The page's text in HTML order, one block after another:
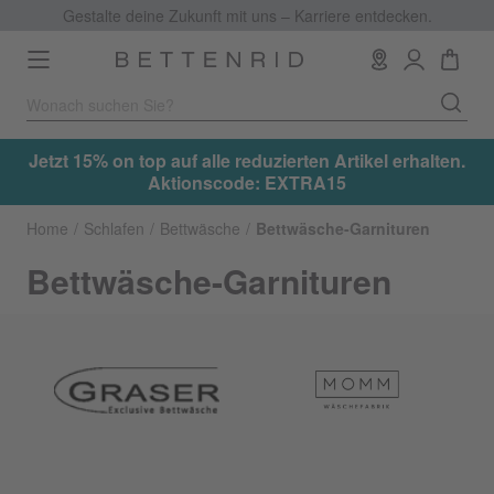
Gestalte deine Zukunft mit uns – Karriere entdecken.
Toggle
navigation
Jetzt 15% on top auf alle reduzierten Artikel erhalten.
Aktionscode: EXTRA15
Home Schlafen Bettwäsche Bettwäsche-Garnituren
Bettwäsche-Garnituren